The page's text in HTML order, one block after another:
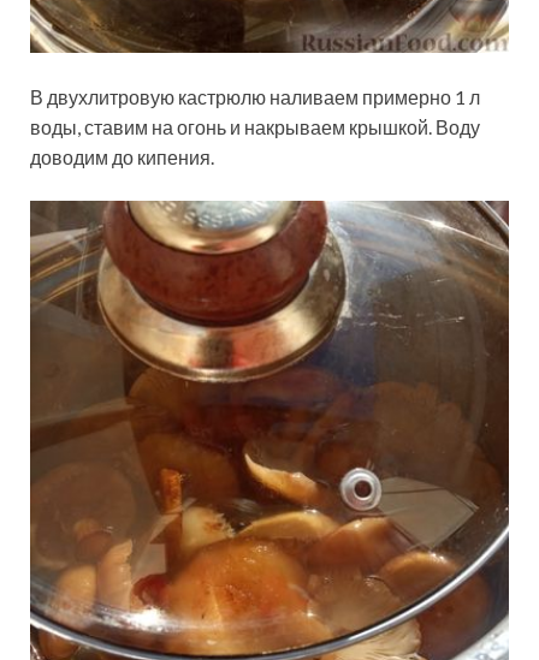
В двухлитровую кастрюлю наливаем примерно 1 л
воды, ставим на огонь и накрываем крышкой. Воду
доводим до кипения.